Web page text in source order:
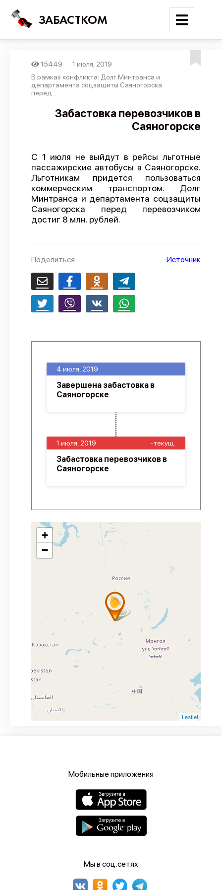
ЗАБАСТКОМ
Войти
Новости
Трудовые конфликты
Отчеты
Предложить публикацию
Справочник
API
15449
1 июля, 2019
В рамках конфликта: Долг Минтранса и
департамента соцзащиты Саяногорска
перед ...
Забастовка перевозчиков в
Саяногорске
С 1 июля не выйдут в рейсы льготные
пассажирские автобусы в Саяногорске.
Льготникам придется пользоваться
коммерческим транспортом. Долг
Минтранса и департамента соцзащиты
Саяногорска перед перевозчиком
достиг 8 млн. рублей.
Поделиться Источник
1 июля, 2019 -текущ.
Забастовка перевозчиков в
Саяногорске
4 июля, 2019
Завершена забастовка в
Саяногорске
+
−
Leaflet
Мобильные приложения
Мы в соц.сетях